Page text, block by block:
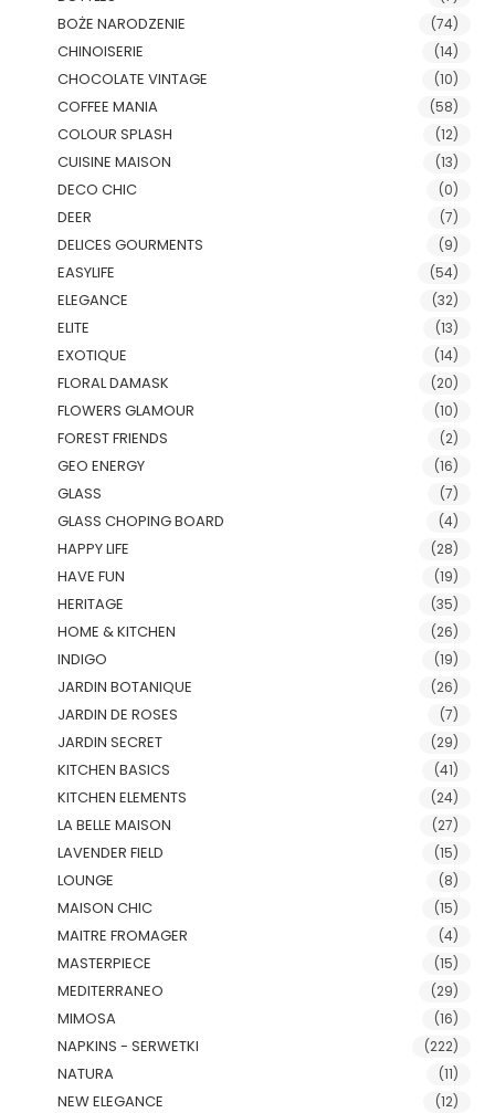
BOŻE NARODZENIE (74)
CHINOISERIE (14)
CHOCOLATE VINTAGE (10)
COFFEE MANIA (58)
COLOUR SPLASH (12)
CUISINE MAISON (13)
DECO CHIC (0)
DEER (7)
DELICES GOURMENTS (9)
EASYLIFE (54)
ELEGANCE (32)
ELITE (13)
EXOTIQUE (14)
FLORAL DAMASK (20)
FLOWERS GLAMOUR (10)
FOREST FRIENDS (2)
GEO ENERGY (16)
GLASS (7)
GLASS CHOPING BOARD (4)
HAPPY LIFE (28)
HAVE FUN (19)
HERITAGE (35)
HOME & KITCHEN (26)
INDIGO (19)
JARDIN BOTANIQUE (26)
JARDIN DE ROSES (7)
JARDIN SECRET (29)
KITCHEN BASICS (41)
KITCHEN ELEMENTS (24)
LA BELLE MAISON (27)
LAVENDER FIELD (15)
LOUNGE (8)
MAISON CHIC (15)
MAITRE FROMAGER (4)
MASTERPIECE (15)
MEDITERRANEO (29)
MIMOSA (16)
NAPKINS - SERWETKI (222)
NATURA (11)
NEW ELEGANCE (12)